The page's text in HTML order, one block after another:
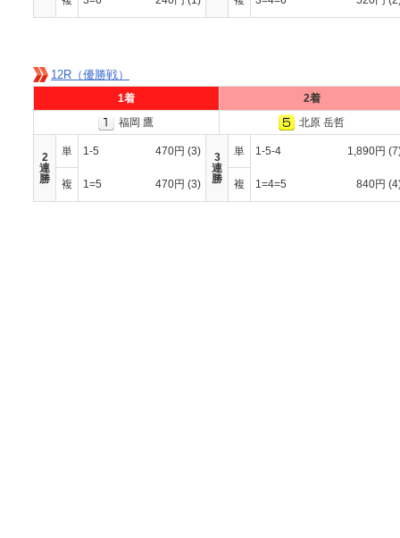
12R（優勝戦）
1着
2着
福岡 鷹
北原 岳哲
2
連
勝
単 1-5 470円 (3)
3
連
勝
単 1-5-4 1,890円
複 1=5 470円 (3) 複 1=4=5 840円